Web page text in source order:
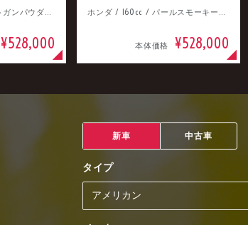
ホンダ / 160cc / マットガンパウダーブラックメタリック
¥528,000
ホンダ / 160cc / パールスモーキーグレー
本体価格 ¥528,000
新車 中古車
タイプ